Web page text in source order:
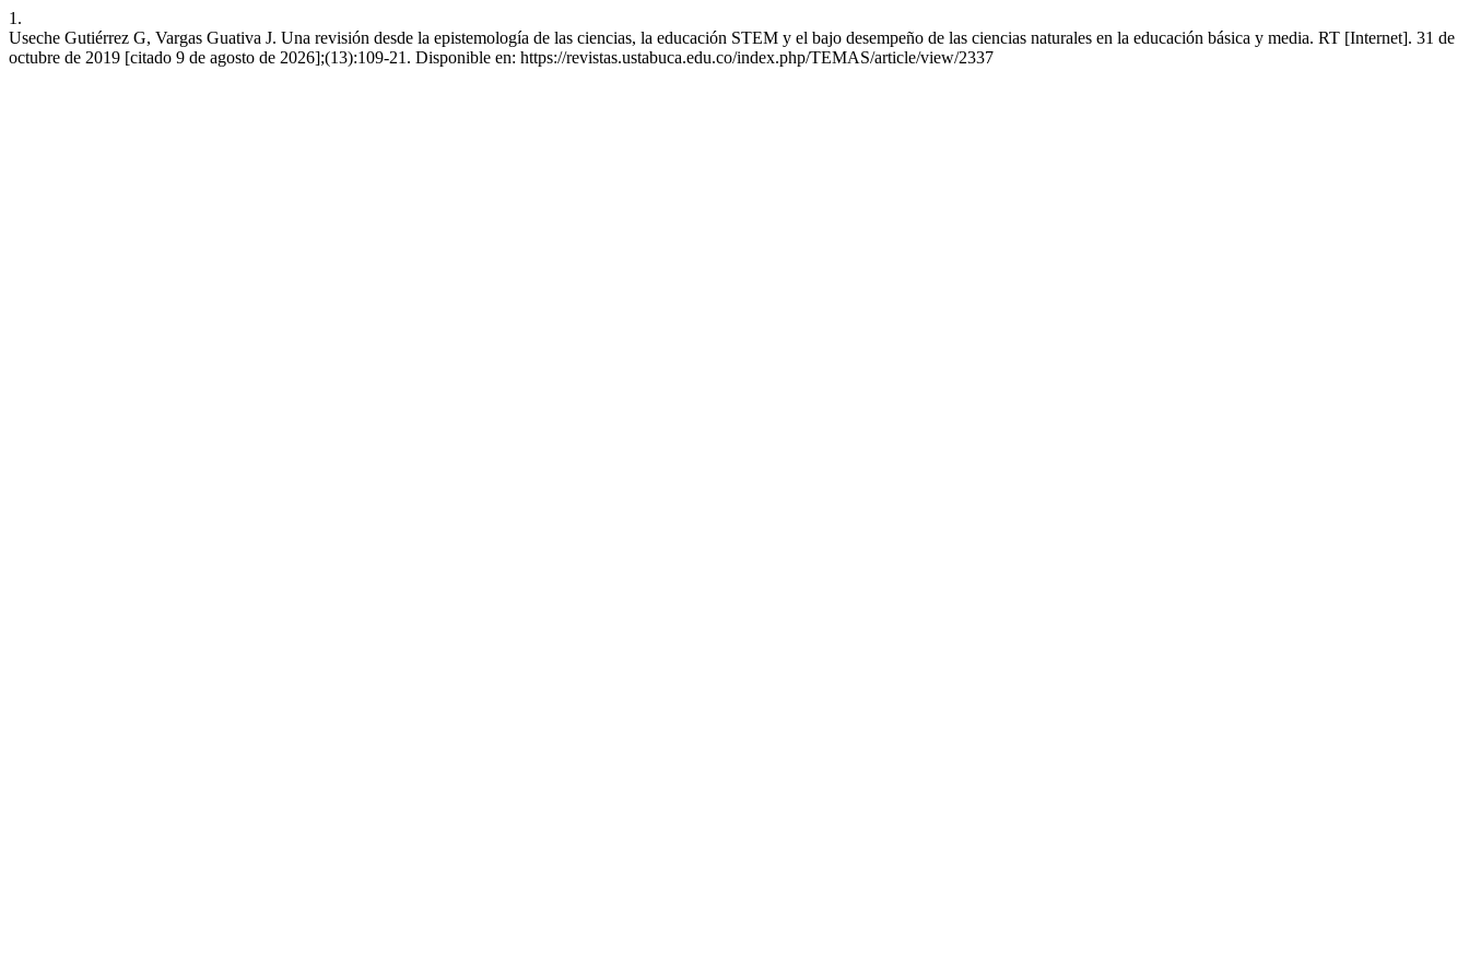
1.
Useche Gutiérrez G, Vargas Guativa J. Una revisión desde la epistemología de las ciencias, la educación STEM y el bajo desempeño de las ciencias naturales en la educación básica y media. RT [Internet]. 31 de
octubre de 2019 [citado 9 de agosto de 2026];(13):109-21. Disponible en: https://revistas.ustabuca.edu.co/index.php/TEMAS/article/view/2337